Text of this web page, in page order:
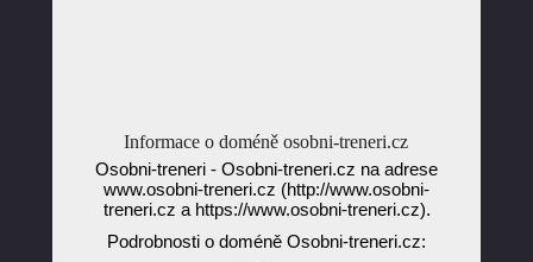
Informace o doméně osobni-treneri.cz
Osobni-treneri - Osobni-treneri.cz na adrese
www.osobni-treneri.cz (http://www.osobni-
treneri.cz a https://www.osobni-treneri.cz).
Podrobnosti o doméně Osobni-treneri.cz: